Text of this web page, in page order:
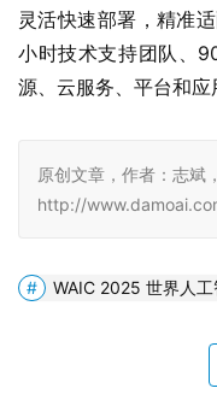
灵活快速部署，精准
小时技术支持团队、
源、云服务、平台和应
原创文章，作者：志斌
http://
WAIC 2025 世界人